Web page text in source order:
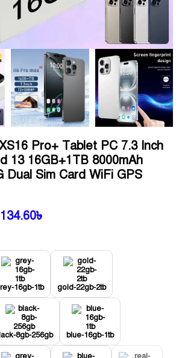
Pro+ Tablet PC 7.3 Inch
13 16GB+1TB 8000mAh
Dual Sim Card WiFi GPS
৳
16gb-1tb gold-22gb-2tb
8gb-256gb blue-16gb-1tb